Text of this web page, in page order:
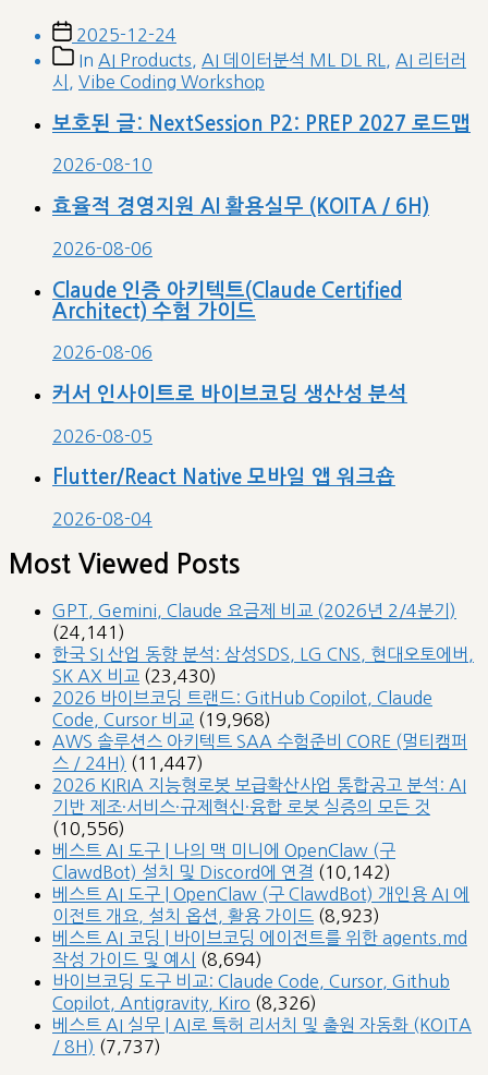
Post
date
2025-12-24
Post
categories
In AI Products AI 데이터분석 ML DL RL
AI 리터러
시
Vibe Coding Workshop
보호된 글: NextSession P2: PREP 2027 로드맵
2026-08-10
효율적 경영지원 AI 활용실무 (KOITA / 6H)
2026-08-06
Claude 인증 아키텍트(Claude Certified
Architect) 수험 가이드
2026-08-06
커서 인사이트로 바이브코딩 생산성 분석
2026-08-05
Flutter/React Native 모바일 앱 워크숍
2026-08-04
Most Viewed Posts
GPT, Gemini, Claude 요금제 비교 (2026년 2/4분기)
(24,141)
한국 SI 산업 동향 분석: 삼성SDS, LG CNS, 현대오토에버,
SK AX 비교 (23,430)
2026 바이브코딩 트랜드: GitHub Copilot, Claude
Code, Cursor 비교 (19,968)
AWS 솔루션스 아키텍트 SAA 수험준비 CORE (멀티캠퍼
스 / 24H) (11,447)
2026 KIRIA 지능형로봇 보급확산사업 통합공고 분석: AI
기반 제조·서비스·규제혁신·융합 로봇 실증의 모든 것
(10,556)
베스트 AI 도구 | 나의 맥 미니에 OpenClaw (구
ClawdBot) 설치 및 Discord에 연결 (10,142)
베스트 AI 도구 | OpenClaw (구 ClawdBot) 개인용 AI 에
이전트 개요, 설치 옵션, 활용 가이드 (8,923)
베스트 AI 코딩 | 바이브코딩 에이전트를 위한 agents.md
작성 가이드 및 예시
(8,694)
바이브코딩 도구 비교: Claude Code, Cursor, Github
Copilot, Antigravity, Kiro (8,326)
베스트 AI 실무 | AI로 특허 리서치 및 출원 자동화 (KOITA
/ 8H) (7,737)